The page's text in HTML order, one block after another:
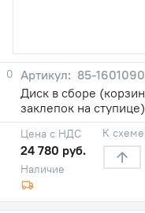
0
85-
Диск в сборе
заклепок на
Наличие
Цена с НДС
24 780 руб.
К схеме